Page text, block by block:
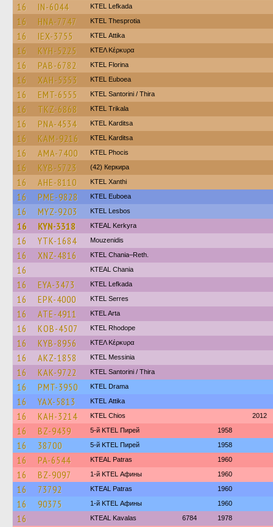
16 IN-6044 KTEL Lefkada
16 HNA-7747 KTEL Thesprotia
16 IEX-3755 KΤΕL Αttika
16 KYH-5225 ΚΤΕΛ Κέρκυρα
16 PAB-6782 KTEL Florina
16 XAH-5353 ΚΤΕL Euboea
16 EMT-6555 KTEL Santorini / Thira
16 TKZ-6868 ΚΤΕL Τrikala
16 PNA-4534 ΚΤΕL Karditsa
16 KAM-9216 ΚΤΕL Karditsa
16 AMA-7400 ΚΤΕL Phocis
16 KYB-5723 (42) Керкира
16 AHE-8110 KTEL Xanthi
16 PME-9828 ΚΤΕL Euboea
16 MYZ-9203 KTEL Lesbos
16 KYN-3318 KTEAL Kerkyra
16 YTK-1684 Mouzenidis
16 XNZ-4816 KTEL Chania–Reth.
16 KTEAL Chania
16 EYA-3473 KTEL Lefkada
16 EPK-4000 KTEL Serres
16 ATE-4911 KTEL Arta
16 KOB-4507 KTEL Rhodope
16 KYB-8956 ΚΤΕΛ Κέρκυρα
16 AKZ-1858 KTEL Messinia
16 KAK-9722 KTEL Santorini / Thira
16 PMT-3950 KTEL Drama
16 YAX-5813 KΤΕL Αttika
16 KAH-3214 KTEL Chios 2012
16 BZ-9439 5-й KTEL Пирей 1958
16 38700 5-й KTEL Пирей 1958
16 PA-6544 KTEAL Patras 1960
16 BZ-9097 1-й KTEL Афины 1960
16 73792 KTEAL Patras 1960
16 90375 1-й KTEL Афины 1960
16 KTEAL Kavalas 6784 1978